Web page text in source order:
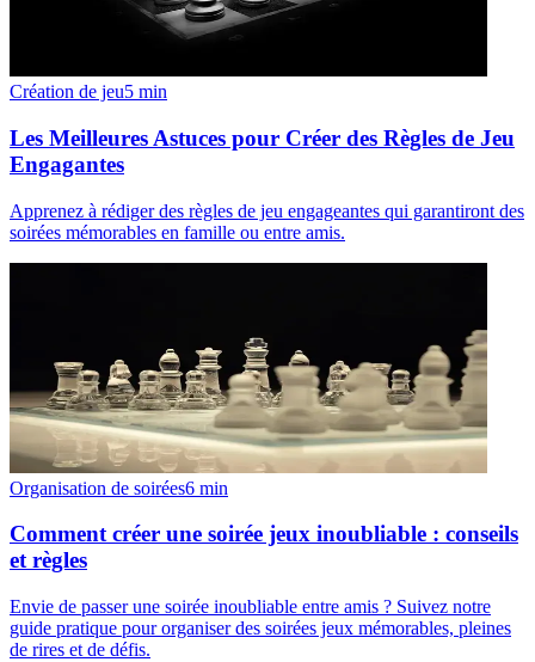
Création de jeu5 min
Les Meilleures Astuces pour Créer des Règles de Jeu
Engagantes
Apprenez à rédiger des règles de jeu engageantes qui garantiront des
soirées mémorables en famille ou entre amis.
Organisation de soirées6 min
Comment créer une soirée jeux inoubliable : conseils
et règles
Envie de passer une soirée inoubliable entre amis ? Suivez notre
guide pratique pour organiser des soirées jeux mémorables, pleines
de rires et de défis.